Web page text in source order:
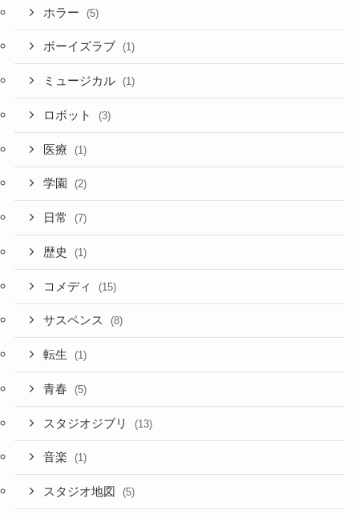
ホラー (5)
ボーイズラブ (1)
ミュージカル (1)
ロボット (3)
医療 (1)
学園 (2)
日常 (7)
歴史 (1)
コメディ (15)
サスペンス (8)
転生 (1)
青春 (5)
スタジオジブリ (13)
音楽 (1)
スタジオ地図 (5)